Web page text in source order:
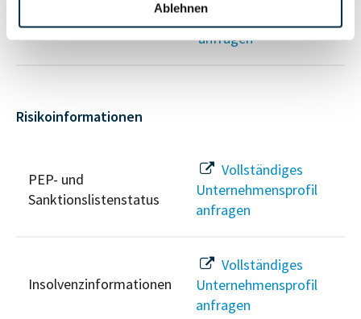
Ablehnen
Berechtigten Pfad
Unternehmensprofil
anfragen
Risikoinformationen
PEP- und
Sanktionslistenstatus
Vollständiges
Unternehmensprofil
anfragen
Insolvenzinformationen
Vollständiges
Unternehmensprofil
anfragen